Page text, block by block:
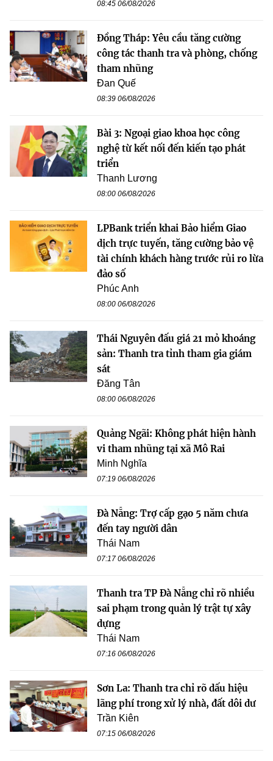
08:45 06/08/2026
Đồng Tháp: Yêu cầu tăng cường
công tác thanh tra và phòng, chống
tham nhũng
Đan Quế
08:39 06/08/2026
Bài 3: Ngoại giao khoa học công
nghệ từ kết nối đến kiến tạo phát
triển
Thanh Lương
08:00 06/08/2026
LPBank triển khai Bảo hiểm Giao
dịch trực tuyến, tăng cường bảo vệ
tài chính khách hàng trước rủi ro lừa
đảo số
Phúc Anh
08:00 06/08/2026
Thái Nguyên đấu giá 21 mỏ khoáng
sản: Thanh tra tỉnh tham gia giám
sát
Đăng Tân
08:00 06/08/2026
Quảng Ngãi: Không phát hiện hành
vi tham nhũng tại xã Mô Rai
Minh Nghĩa
07:19 06/08/2026
Đà Nẵng: Trợ cấp gạo 5 năm chưa
đến tay người dân
Thái Nam
07:17 06/08/2026
Thanh tra TP Đà Nẵng chỉ rõ nhiều
sai phạm trong quản lý trật tự xây
dựng
Thái Nam
07:16 06/08/2026
Sơn La: Thanh tra chỉ rõ dấu hiệu
lãng phí trong xử lý nhà, đất dôi dư
Trần Kiên
07:15 06/08/2026